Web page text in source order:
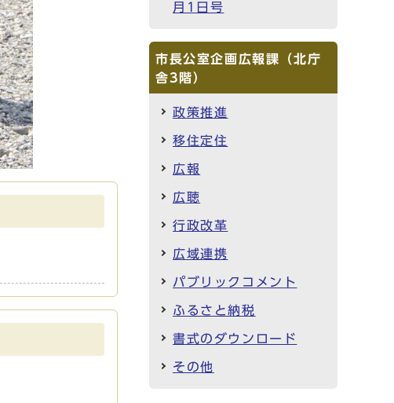
月1日号
市長公室企画広報課（北庁
舎3階）
政策推進
移住定住
広報
広聴
行政改革
広域連携
パブリックコメント
ふるさと納税
書式のダウンロード
その他